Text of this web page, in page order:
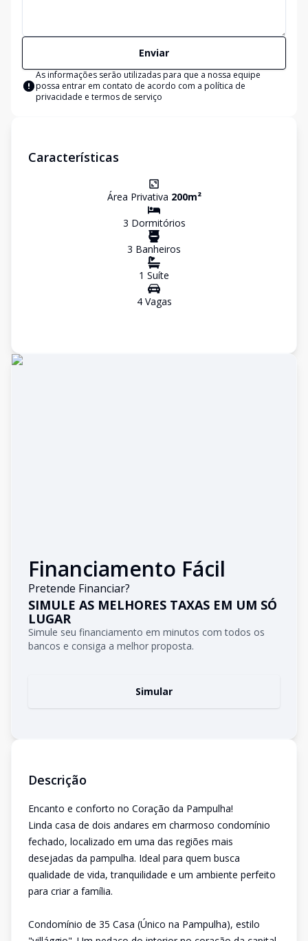
Enviar
As informações serão utilizadas para que a nossa equipe
possa entrar em contato de acordo com a política de
privacidade e termos de serviço
Características
Área Privativa 200m²
3 Dormitórios
3 Banheiros
1 Suíte
4Vagas
Financiamento Fácil
Pretende Financiar?
SIMULE AS MELHORES TAXAS EM UM SÓ
LUGAR
Simule seu financiamento em minutos com todos os
bancos e consiga a melhor proposta.
Simular
Descrição
Encanto e conforto no Coração da Pampulha!
Linda casa de dois andares em charmoso condomínio
fechado, localizado em uma das regiões mais
desejadas da pampulha. Ideal para quem busca
qualidade de vida, tranquilidade e um ambiente perfeito
para criar a família.
Condomínio de 35 Casa (Único na Pampulha), estilo